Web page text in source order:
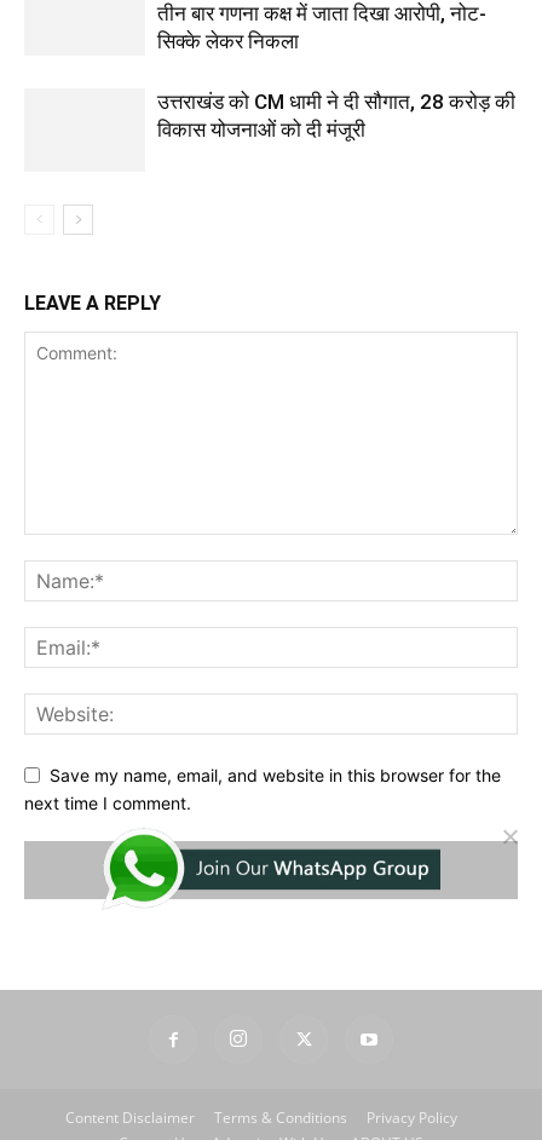
तीन बार गणना कक्ष में जाता दिखा आरोपी, नोट-
सिक्के लेकर निकला
उत्तराखंड को CM धामी ने दी सौगात, 28 करोड़ की
विकास योजनाओं को दी मंजूरी
LEAVE A REPLY
Save my name, email, and website in this browser for the
next time I comment.
Content Disclaimer Terms & Conditions
Privacy Policy